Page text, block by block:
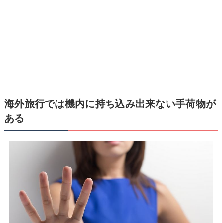
海外旅行では機内に持ち込み出来ない手荷物が
ある